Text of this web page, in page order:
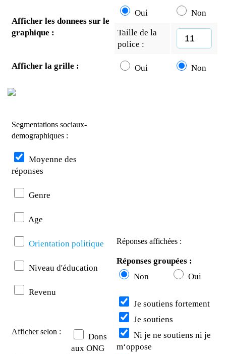
Afficher les donnees sur le
graphique :
Oui Non
Taille de la
police :
Afficher la grille : Oui Non
Segmentations sociaux-
demographiques :
Moyenne des
réponses
Genre
Age
Orientation politique
Niveau d'éducation
Revenu
Afficher selon :
Dons
aux ONG
Réponses affichées :
Réponses groupées :
Non
Oui
Je soutiens fortement
Je soutiens
Ni je ne soutiens ni je
m‘oppose